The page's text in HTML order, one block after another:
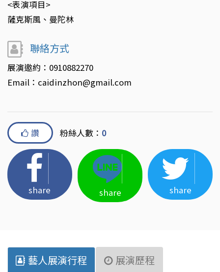
<表演項目>
薩克斯風、曼陀林
聯絡方式
展演邀約：0910882270
Email：caidinzhon@gmail.com
讚 粉絲人數： 0
share share share
藝人展演行程
展演歷程